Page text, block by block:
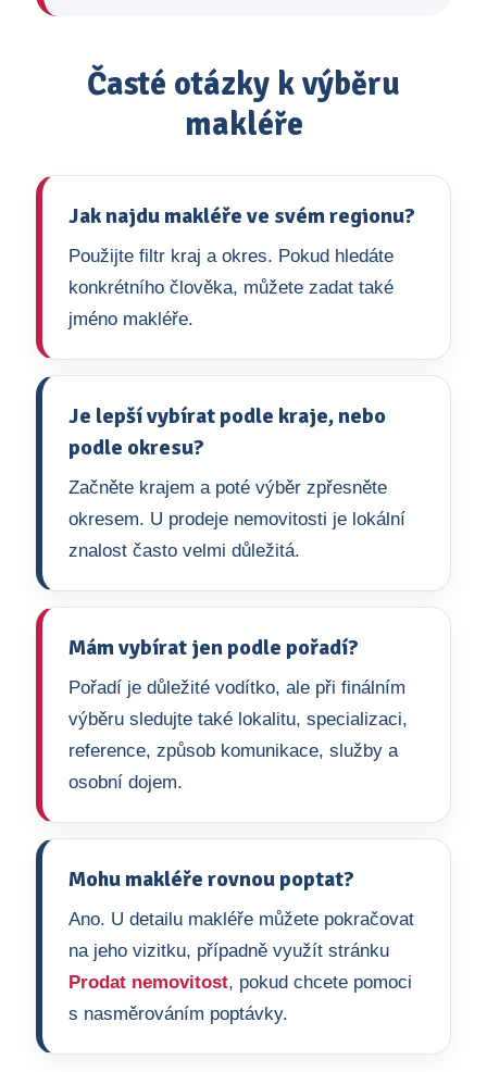
Časté otázky k výběru
makléře
Jak najdu makléře ve svém regionu?
Použijte filtr kraj a okres. Pokud hledáte
konkrétního člověka, můžete zadat také
jméno makléře.
Je lepší vybírat podle kraje, nebo
podle okresu?
Začněte krajem a poté výběr zpřesněte
okresem. U prodeje nemovitosti je lokální
znalost často velmi důležitá.
Mám vybírat jen podle pořadí?
Pořadí je důležité vodítko, ale při finálním
výběru sledujte také lokalitu, specializaci,
reference, způsob komunikace, služby a
osobní dojem.
Mohu makléře rovnou poptat?
Ano. U detailu makléře můžete pokračovat
na jeho vizitku, případně využít stránku
Prodat nemovitost, pokud chcete pomoci
s nasměrováním poptávky.